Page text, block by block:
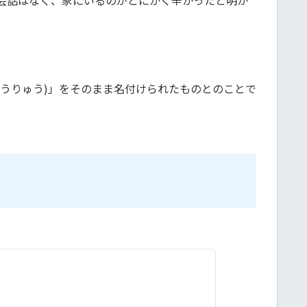
りゅう)」をそのまま名付けられたものとのことで